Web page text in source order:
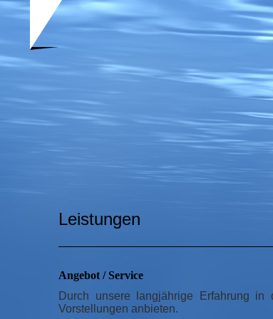
Leistungen
Angebot / Service
Durch unsere langjährige Erfahrung in
Vorstellungen anbieten.